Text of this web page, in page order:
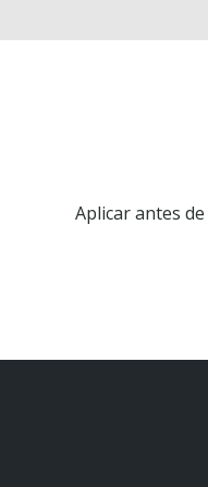
Aplicar antes